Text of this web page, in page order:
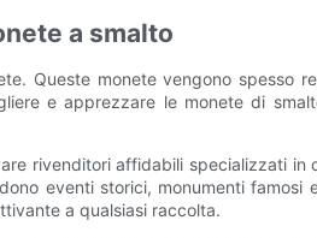
a smalto
Queste monete vengono spesso
e apprezzare le monete di
rivenditori affidabili specializzati
eventi storici, monumenti
a qualsiasi raccolta.